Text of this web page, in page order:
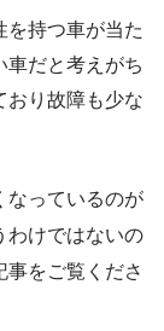
を持つ車が当た
車だと考えがち
おり故障も少な
なっているのが
わけではないの
をご覧くださ